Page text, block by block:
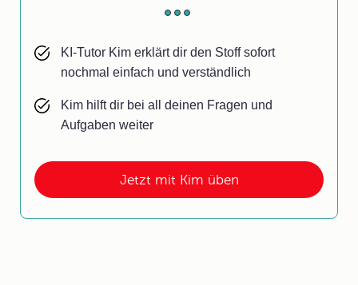
Jetzt mit Kim üben
KI-Tutor Kim erklärt dir den Stoff sofort
nochmal einfach und verständlich
Kim hilft dir bei all deinen Fragen und
Aufgaben weiter